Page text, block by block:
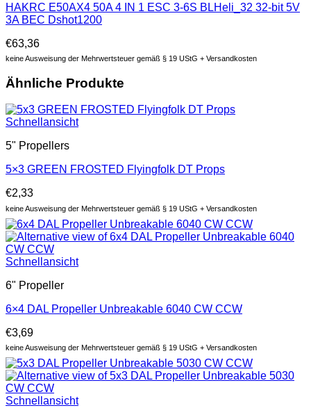
HAKRC E50AX4 50A 4 IN 1 ESC 3-6S BLHeli_32 32-bit 5V
3A BEC Dshot1200
€63,36
keine Ausweisung der Mehrwertsteuer gemäß § 19 UStG + Versandkosten
Ähnliche Produkte
Schnellansicht
5" Propellers
5×3 GREEN FROSTED Flyingfolk DT Props
€2,33
keine Ausweisung der Mehrwertsteuer gemäß § 19 UStG + Versandkosten
Schnellansicht
6" Propeller
6×4 DAL Propeller Unbreakable 6040 CW CCW
€3,69
keine Ausweisung der Mehrwertsteuer gemäß § 19 UStG + Versandkosten
Schnellansicht